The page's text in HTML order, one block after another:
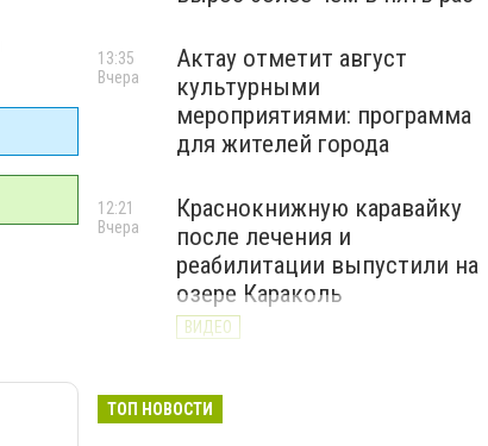
Актау отметит август
культурными
мероприятиями: программа
для жителей города
13:35
Вчера
Краснокнижную каравайку
после лечения и
реабилитации выпустили на
озере Караколь
ВИДЕО
12:21
Вчера
ТОП НОВОСТИ